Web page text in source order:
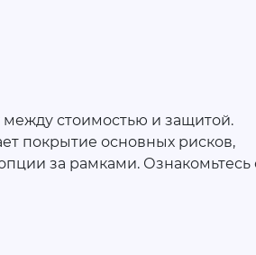
стоимостью и защитой.
покрытие основных рисков,
за рамками. Ознакомьтесь